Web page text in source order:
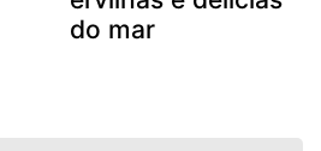
do mar